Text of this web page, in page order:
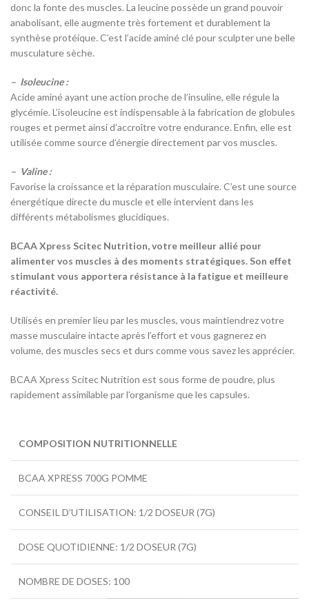
donc la fonte des muscles. La leucine possède un grand pouvoir
anabolisant, elle augmente très fortement et durablement la
synthèse protéique. C’est l’acide aminé clé pour sculpter une belle
musculature sèche.
– Isoleucine :
Acide aminé ayant une action proche de l’insuline, elle régule la
glycémie. L’isoleucine est indispensable à la fabrication de globules
rouges et permet ainsi d’accroître votre endurance. Enfin, elle est
utilisée comme source d’énergie directement par vos muscles.
– Valine :
Favorise la croissance et la réparation musculaire. C’est une source
énergétique directe du muscle et elle intervient dans les
différents métabolismes glucidiques.
BCAA Xpress Scitec Nutrition, votre meilleur allié pour
alimenter vos muscles à des moments stratégiques. Son effet
stimulant vous apportera résistance à la fatigue et meilleure
réactivité.
Utilisés en premier lieu par les muscles, vous maintiendrez votre
masse musculaire intacte après l’effort et vous gagnerez en
volume, des muscles secs et durs comme vous savez les apprécier.
BCAA Xpress Scitec Nutrition est sous forme de poudre, plus
rapidement assimilable par l’organisme que les capsules.
COMPOSITION NUTRITIONNELLE
BCAA XPRESS 700G POMME
CONSEIL D’UTILISATION: 1/2 DOSEUR (7G)
DOSE QUOTIDIENNE: 1/2 DOSEUR (7G)
NOMBRE DE DOSES: 100